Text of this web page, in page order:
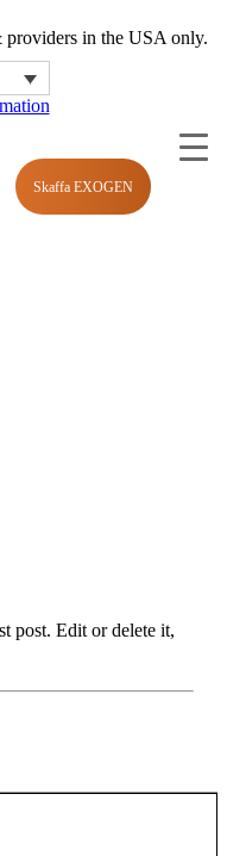
providers in the USA only.
Skaffa EXOGEN
post. Edit or delete it,